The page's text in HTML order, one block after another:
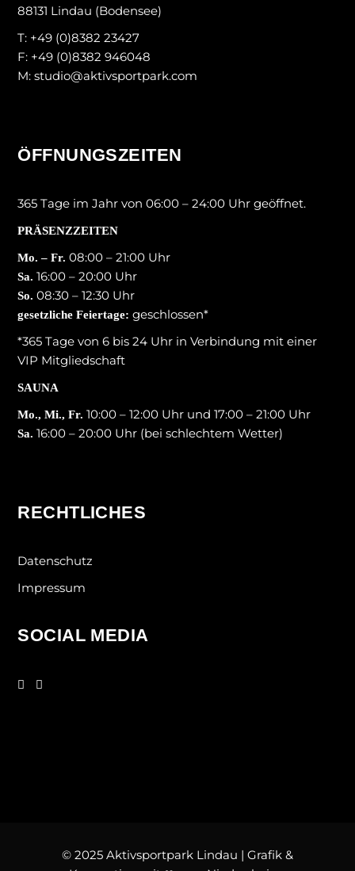
88131 Lindau (Bodensee)
T: +49 (0)8382 23427
F: +49 (0)8382 946048
M:studio@aktivsportpark.com
ÖFFNUNGSZEITEN
365 Tage im Jahr von 06:00 – 24:00 Uhr geöffnet.
PRÄSENZZEITEN
Mo. – Fr. 08:00 – 21:00 Uhr
Sa. 16:00 – 20:00 Uhr
So.08:30 – 12:30 Uhr
gesetzliche Feiertage: geschlossen*
*365 Tage von 6 bis 24 Uhr in Verbindung mit einer
VIP Mitgliedschaft
SAUNA
Mo., Mi., Fr. 10:00 – 12:00 Uhr und 17:00 – 21:00 Uhr
Sa. 16:00 – 20:00 Uhr (bei schlechtem Wetter)
RECHTLICHES
Datenschutz
Impressum
SOCIAL MEDIA
© 2025 Aktivsportpark Lindau | Grafik &